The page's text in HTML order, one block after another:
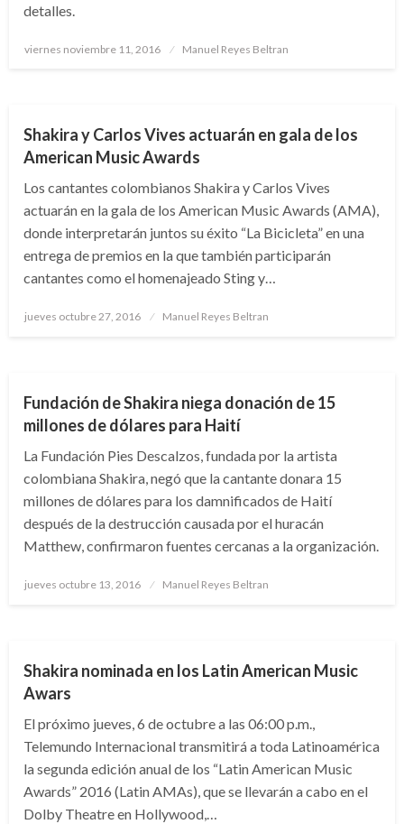
detalles.
Publicado
viernes noviembre 11, 2016 Manuel Reyes Beltran
Shakira y Carlos Vives actuarán en gala de los
American Music Awards
Los cantantes colombianos Shakira y Carlos Vives
actuarán en la gala de los American Music Awards (AMA),
donde interpretarán juntos su éxito “La Bicicleta” en una
entrega de premios en la que también participarán
cantantes como el homenajeado Sting y…
Publicado
jueves octubre 27, 2016 Manuel Reyes Beltran
Fundación de Shakira niega donación de 15
millones de dólares para Haití
La Fundación Pies Descalzos, fundada por la artista
colombiana Shakira, negó que la cantante donara 15
millones de dólares para los damnificados de Haití
después de la destrucción causada por el huracán
Matthew, confirmaron fuentes cercanas a la organización.
Publicado
jueves octubre 13, 2016 Manuel Reyes Beltran
Shakira nominada en los Latin American Music
Awars
El próximo jueves, 6 de octubre a las 06:00 p.m.,
Telemundo Internacional transmitirá a toda Latinoamérica
la segunda edición anual de los “Latin American Music
Awards” 2016 (Latin AMAs), que se llevarán a cabo en el
Dolby Theatre en Hollywood,…